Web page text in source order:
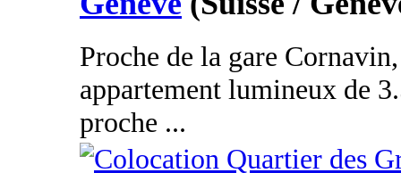
Proche de la gare
appartement lumineux de
proche ...